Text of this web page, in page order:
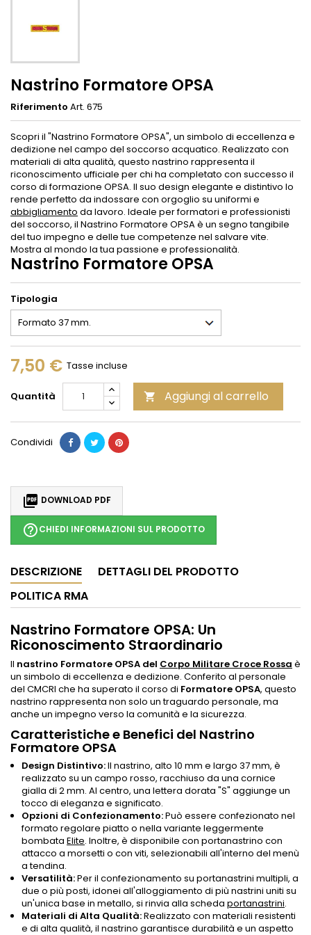
Nastrino Formatore OPSA
Riferimento Art. 675
Scopri il "Nastrino Formatore OPSA", un simbolo di eccellenza e
dedizione nel campo del soccorso acquatico. Realizzato con
materiali di alta qualità, questo nastrino rappresenta il
riconoscimento ufficiale per chi ha completato con successo il
corso di formazione OPSA. Il suo design elegante e distintivo lo
rende perfetto da indossare con orgoglio su uniformi e
abbigliamento da lavoro. Ideale per formatori e professionisti
del soccorso, il Nastrino Formatore OPSA è un segno tangibile
del tuo impegno e delle tue competenze nel salvare vite.
Mostra al mondo la tua passione e professionalità.
Nastrino Formatore OPSA
Tipologia
7,50 € Tasse incluse
Quantità  Aggiungi al carrello
Condividi
 DOWNLOAD PDF
help_outlineCHIEDI INFORMAZIONI SUL PRODOTTO
DESCRIZIONE
DETTAGLI DEL PRODOTTO
POLITICA RMA
Nastrino Formatore OPSA: Un
Riconoscimento Straordinario
Il nastrino Formatore OPSA del Corpo Militare Croce Rossa è
un simbolo di eccellenza e dedizione. Conferito al personale
del CMCRI che ha superato il corso di Formatore OPSA, questo
nastrino rappresenta non solo un traguardo personale, ma
anche un impegno verso la comunità e la sicurezza.
Caratteristiche e Benefici del Nastrino
Formatore OPSA
Design Distintivo:Il nastrino, alto 10 mm e largo 37 mm, è
realizzato su un campo rosso, racchiuso da una cornice
gialla di 2 mm. Al centro, una lettera dorata "S" aggiunge un
tocco di eleganza e significato.
Opzioni di Confezionamento:Può essere confezionato nel
formato regolare piatto o nella variante leggermente
bombata Elite. Inoltre, è disponibile con portanastrino con
attacco a morsetti o con viti, selezionabili all'interno del menù
a tendina.
Versatilità:Per il confezionamento su portanastrini multipli, a
due o più posti, idonei all'alloggiamento di più nastrini uniti su
un'unica base in metallo, si rinvia alla scheda portanastrini.
Materiali di Alta Qualità:Realizzato con materiali resistenti
e di alta qualità, il nastrino garantisce durabilità e un aspetto